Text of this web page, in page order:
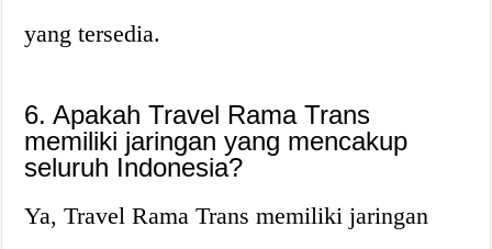
yang tersedia.
6. Apakah Travel Rama Trans
memiliki jaringan yang mencakup
seluruh Indonesia?
Ya, Travel Rama Trans memiliki jaringan